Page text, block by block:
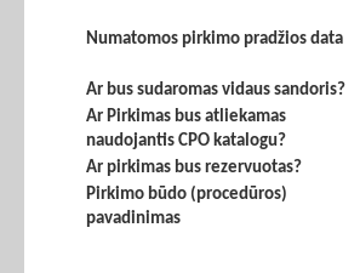
Numatomos pirkimo pradžios data
Ar bus sudaromas vidaus sandoris?
Ar Pirkimas bus atliekamas
naudojantis CPO katalogu?
Ar pirkimas bus rezervuotas?
Pirkimo būdo (procedūros)
pavadinimas